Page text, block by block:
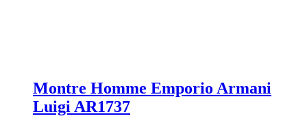
Montre Homme Emporio Armani
Luigi AR1737